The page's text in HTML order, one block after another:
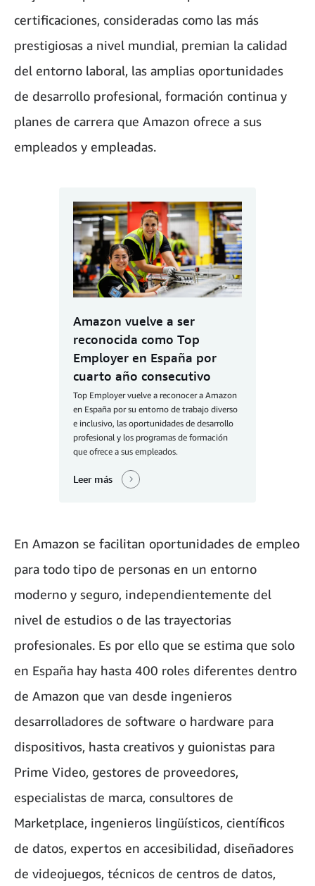
certificaciones, consideradas como las más
prestigiosas a nivel mundial, premian la calidad
del entorno laboral, las amplias oportunidades
de desarrollo profesional, formación continua y
planes de carrera que Amazon ofrece a sus
empleados y empleadas.
Amazon vuelve a ser
reconocida como Top
Employer en España por
cuarto año consecutivo
Top Employer vuelve a reconocer a Amazon
en España por su entorno de trabajo diverso
e inclusivo, las oportunidades de desarrollo
profesional y los programas de formación
que ofrece a sus empleados.
Leer más
En Amazon se facilitan oportunidades de empleo
para todo tipo de personas en un entorno
moderno y seguro, independientemente del
nivel de estudios o de las trayectorias
profesionales. Es por ello que se estima que solo
en España hay hasta 400 roles diferentes dentro
de Amazon que van desde ingenieros
desarrolladores de software o hardware para
dispositivos, hasta creativos y guionistas para
Prime Video, gestores de proveedores,
especialistas de marca, consultores de
Marketplace, ingenieros lingüísticos, científicos
de datos, expertos en accesibilidad, diseñadores
de videojuegos, técnicos de centros de datos,